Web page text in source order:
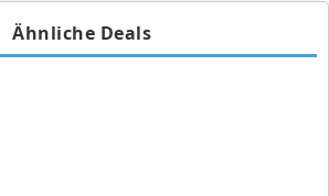
Ähnliche Deals